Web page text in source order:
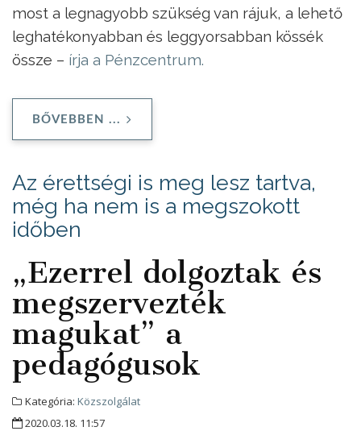
most a legnagyobb szükség van rájuk, a lehető
leghatékonyabban és leggyorsabban kössék
össze – írja a Pénzcentrum.
BŐVEBBEN ...
Az érettségi is meg lesz tartva,
még ha nem is a megszokott
időben
„Ezerrel dolgoztak és
megszervezték
magukat” a
pedagógusok
Kategória: Közszolgálat
2020.03.18. 11:57